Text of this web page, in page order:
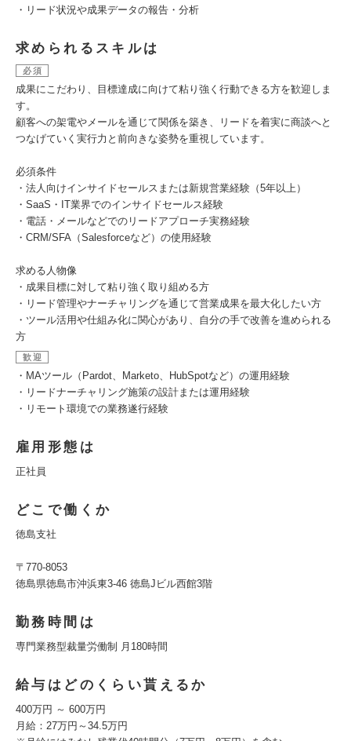
・リード状況や成果データの報告・分析
求められるスキルは
必須
成果にこだわり、目標達成に向けて粘り強く行動できる方を歓迎しま
す。
顧客への架電やメールを通じて関係を築き、リードを着実に商談へと
つなげていく実行力と前向きな姿勢を重視しています。
必須条件
・法人向けインサイドセールスまたは新規営業経験（5年以上）
・SaaS・IT業界でのインサイドセールス経験
・電話・メールなどでのリードアプローチ実務経験
・CRM/SFA（Salesforceなど）の使用経験
求める人物像
・成果目標に対して粘り強く取り組める方
・リード管理やナーチャリングを通じて営業成果を最大化したい方
・ツール活用や仕組み化に関心があり、自分の手で改善を進められる
方
歓迎
・MAツール（Pardot、Marketo、HubSpotなど）の運用経験
・リードナーチャリング施策の設計または運用経験
・リモート環境での業務遂行経験
雇用形態は
正社員
どこで働くか
徳島支社
〒770-8053
徳島県徳島市沖浜東3-46 徳島Jビル西館3階
勤務時間は
専門業務型裁量労働制 月180時間
給与はどのくらい貰えるか
400万円 ～ 600万円
月給：27万円～34.5万円